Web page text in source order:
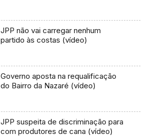
JPP não vai carregar nenhum
partido às costas (vídeo)
Governo aposta na requalificação
do Bairro da Nazaré (vídeo)
JPP suspeita de discriminação para
com produtores de cana (vídeo)